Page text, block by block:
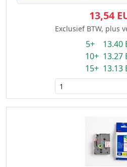
13,54
Exclusief BTW, plus
5+ 13.40
10+ 13.27
15+ 13.13